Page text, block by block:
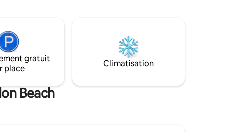
société, du vin et du pop-corn pour
dont vous aurez besoin pour profiter de
cet endroit spécial.
gratuit
place
Climatisation
Beach